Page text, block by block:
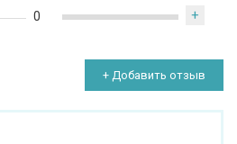
0 +
+ Добавить отзыв